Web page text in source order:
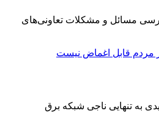
مسائل و مشکلات تعاونی‌های
مردم قابل اغماض نیست